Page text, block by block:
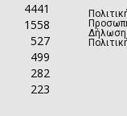
4441
1558
527
499
282
223
Δήλωση